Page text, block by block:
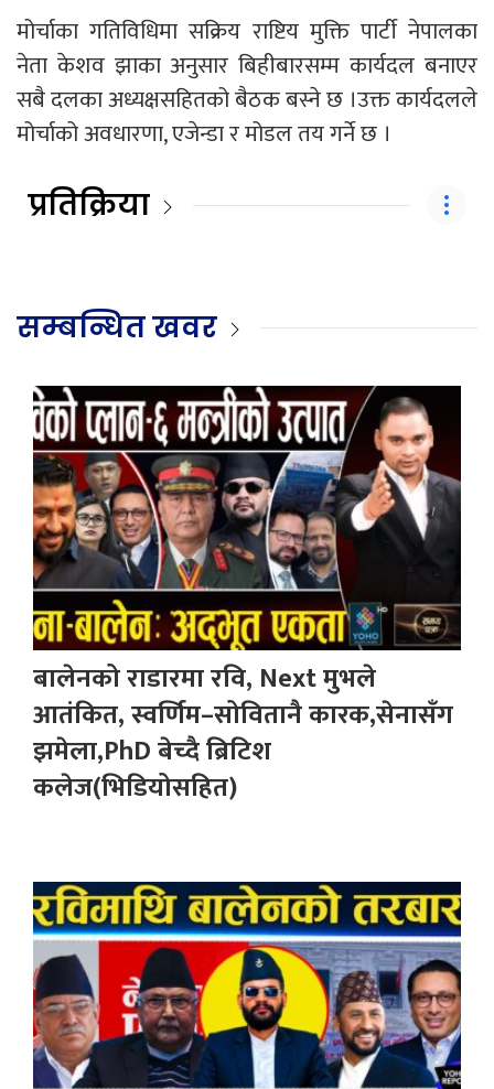
मोर्चाका गतिविधिमा सक्रिय राष्टिय मुक्ति पार्टी नेपालका
नेता केशव झाका अनुसार बिहीबारसम्म कार्यदल बनाएर
सबै दलका अध्यक्षसहितको बैठक बस्ने छ ।उक्त कार्यदलले
मोर्चाको अवधारणा, एजेन्डा र मोडल तय गर्ने छ ।
प्रतिक्रिया
सम्बन्धित खवर
बालेनको राडारमा रवि, Next मुभले
आतंकित, स्वर्णिम–सोवितानै कारक,सेनासँग
झमेला,PhD बेच्दै ब्रिटिश
कलेज(भिडियोसहित)